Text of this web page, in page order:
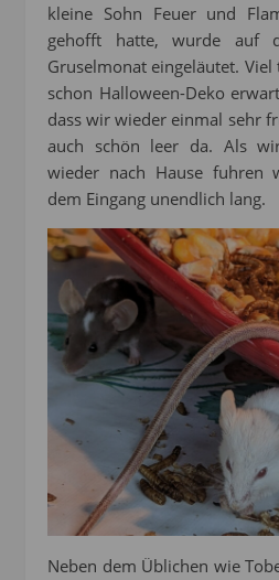
kleine Sohn Feuer und
gehofft hatte, wurde auf
Gruselmonat eingeläutet.
schon Halloween-Deko
dass wir wieder einmal sehr
auch schön leer da. Als
wieder nach Hause fuhren
dem Eingang unendlich lang.
Neben dem Üblichen wie